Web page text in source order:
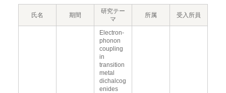
氏名 期間
研究テー
マ
所属 受入所員
Electron-
phonon
coupling
in
transition
metal
dichalcog
enides